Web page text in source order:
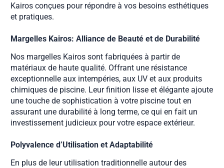
Kairos conçues pour répondre à vos besoins esthétiques
et pratiques.
Margelles Kairos: Alliance de Beauté et de Durabilité
Nos margelles Kairos sont fabriquées à partir de
matériaux de haute qualité. Offrant une résistance
exceptionnelle aux intempéries, aux UV et aux produits
chimiques de piscine. Leur finition lisse et élégante ajoute
une touche de sophistication à votre piscine tout en
assurant une durabilité à long terme, ce qui en fait un
investissement judicieux pour votre espace extérieur.
Polyvalence d’Utilisation et Adaptabilité
En plus de leur utilisation traditionnelle autour des